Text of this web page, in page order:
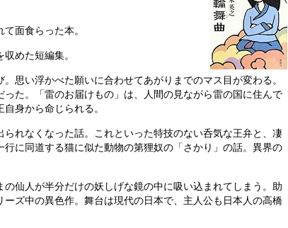
面食らった本。
めた短編集。
思い浮かべた願いに合わせてあがりまでのマス目が変わる。
た。「雷のお届けもの」は、人間の見ながら雷の国に住んで
身から命じられる。
れなくなった話。これといった特技のない呑気な王弁と、凄
に同道する猫に似た動物の第狸奴の「さかり」の話。異界の
仙人が半分だけの妖しげな鏡の中に吸い込まれてしまう。助
ズ中の異色作。舞台は現代の日本で、主人公も日本人の高橋